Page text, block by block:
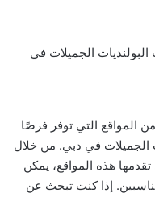
المواقع التي توفر فرصًا
الجميلات في دبي. من خلال
تقدمها هذه المواقع، يمكن
إذا كنت تبحث عن